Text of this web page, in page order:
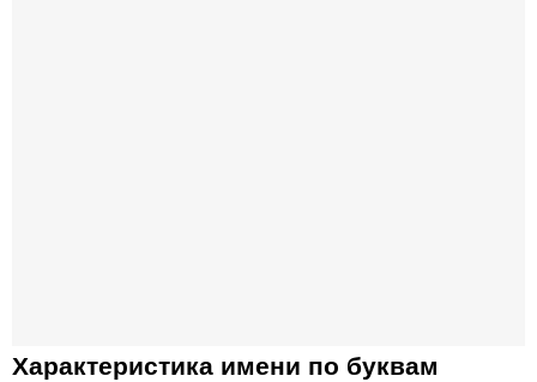
Характеристика имени по буквам